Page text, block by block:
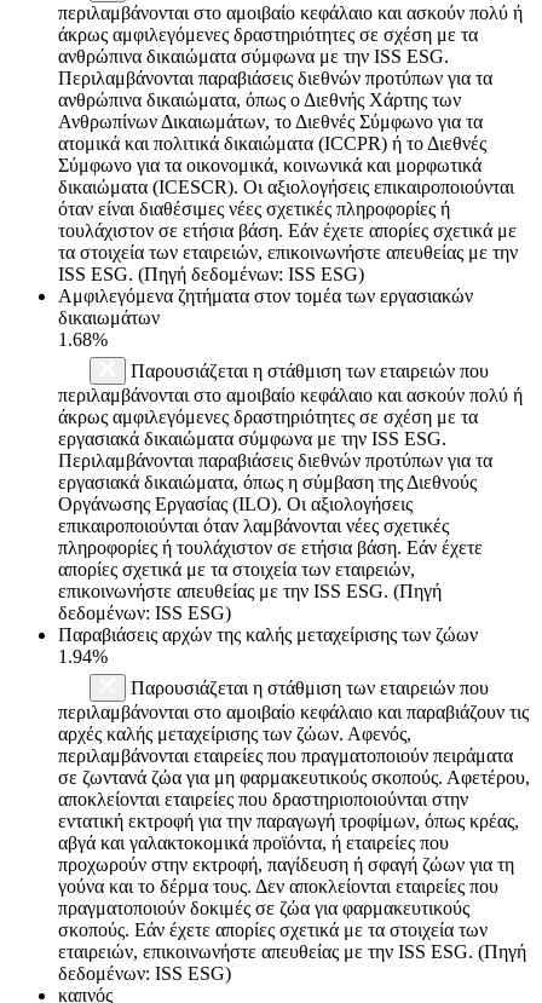
περιλαμβάνονται στο αμοιβαίο κεφάλαιο και ασκούν πολύ ή
άκρως αμφιλεγόμενες δραστηριότητες σε σχέση με τα
ανθρώπινα δικαιώματα σύμφωνα με την ISS ESG.
Περιλαμβάνονται παραβιάσεις διεθνών προτύπων για τα
ανθρώπινα δικαιώματα, όπως ο Διεθνής Χάρτης των
Ανθρωπίνων Δικαιωμάτων, το Διεθνές Σύμφωνο για τα
ατομικά και πολιτικά δικαιώματα (ICCPR) ή το Διεθνές
Σύμφωνο για τα οικονομικά, κοινωνικά και μορφωτικά
δικαιώματα (ICESCR). Οι αξιολογήσεις επικαιροποιούνται
όταν είναι διαθέσιμες νέες σχετικές πληροφορίες ή
τουλάχιστον σε ετήσια βάση. Εάν έχετε απορίες σχετικά με
τα στοιχεία των εταιρειών, επικοινωνήστε απευθείας με την
ISS ESG. (Πηγή δεδομένων: ISS ESG)
Αμφιλεγόμενα ζητήματα στον τομέα των εργασιακών
δικαιωμάτων
1.68%
Παρουσιάζεται η στάθμιση των εταιρειών που
περιλαμβάνονται στο αμοιβαίο κεφάλαιο και ασκούν πολύ ή
άκρως αμφιλεγόμενες δραστηριότητες σε σχέση με τα
εργασιακά δικαιώματα σύμφωνα με την ISS ESG.
Περιλαμβάνονται παραβιάσεις διεθνών προτύπων για τα
εργασιακά δικαιώματα, όπως η σύμβαση της Διεθνούς
Οργάνωσης Εργασίας (ILO). Οι αξιολογήσεις
επικαιροποιούνται όταν λαμβάνονται νέες σχετικές
πληροφορίες ή τουλάχιστον σε ετήσια βάση. Εάν έχετε
απορίες σχετικά με τα στοιχεία των εταιρειών,
επικοινωνήστε απευθείας με την ISS ESG. (Πηγή
δεδομένων: ISS ESG)
Παραβιάσεις αρχών της καλής μεταχείρισης των ζώων
1.94%
Παρουσιάζεται η στάθμιση των εταιρειών που
περιλαμβάνονται στο αμοιβαίο κεφάλαιο και παραβιάζουν τις
αρχές καλής μεταχείρισης των ζώων. Αφενός,
περιλαμβάνονται εταιρείες που πραγματοποιούν πειράματα
σε ζωντανά ζώα για μη φαρμακευτικούς σκοπούς. Αφετέρου,
αποκλείονται εταιρείες που δραστηριοποιούνται στην
εντατική εκτροφή για την παραγωγή τροφίμων, όπως κρέας,
αβγά και γαλακτοκομικά προϊόντα, ή εταιρείες που
προχωρούν στην εκτροφή, παγίδευση ή σφαγή ζώων για τη
γούνα και το δέρμα τους. Δεν αποκλείονται εταιρείες που
πραγματοποιούν δοκιμές σε ζώα για φαρμακευτικούς
σκοπούς. Εάν έχετε απορίες σχετικά με τα στοιχεία των
εταιρειών, επικοινωνήστε απευθείας με την ISS ESG. (Πηγή
δεδομένων: ISS ESG)
καπνός